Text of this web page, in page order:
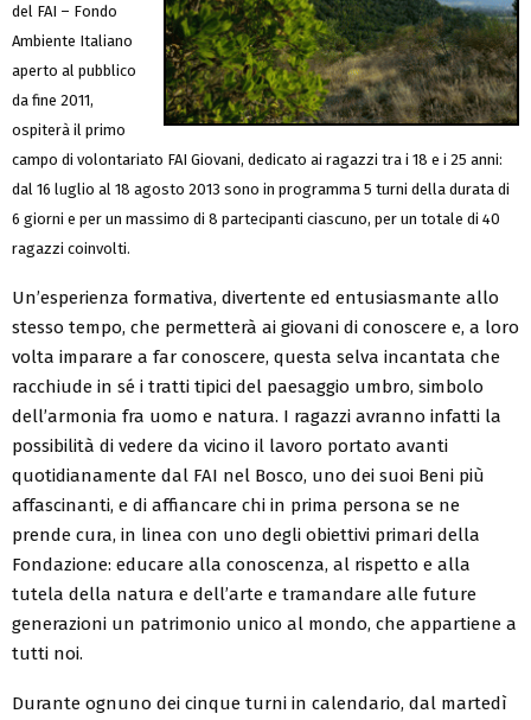
del FAI – Fondo
Ambiente Italiano
aperto al pubblico
da fine 2011,
ospiterà il primo
campo di volontariato FAI Giovani, dedicato ai ragazzi tra i 18 e i 25 anni:
dal 16 luglio al 18 agosto 2013 sono in programma 5 turni della durata di
6 giorni e per un massimo di 8 partecipanti ciascuno, per un totale di 40
ragazzi coinvolti.
Un’esperienza formativa, divertente ed entusiasmante allo
stesso tempo, che permetterà ai giovani di conoscere e, a loro
volta imparare a far conoscere, questa selva incantata che
racchiude in sé i tratti tipici del paesaggio umbro, simbolo
dell’armonia fra uomo e natura. I ragazzi avranno infatti la
possibilità di vedere da vicino il lavoro portato avanti
quotidianamente dal FAI nel Bosco, uno dei suoi Beni più
affascinanti, e di affiancare chi in prima persona se ne
prende cura, in linea con uno degli obiettivi primari della
Fondazione: educare alla conoscenza, al rispetto e alla
tutela della natura e dell’arte e tramandare alle future
generazioni un patrimonio unico al mondo, che appartiene a
tutti noi.
Durante ognuno dei cinque turni in calendario, dal martedì